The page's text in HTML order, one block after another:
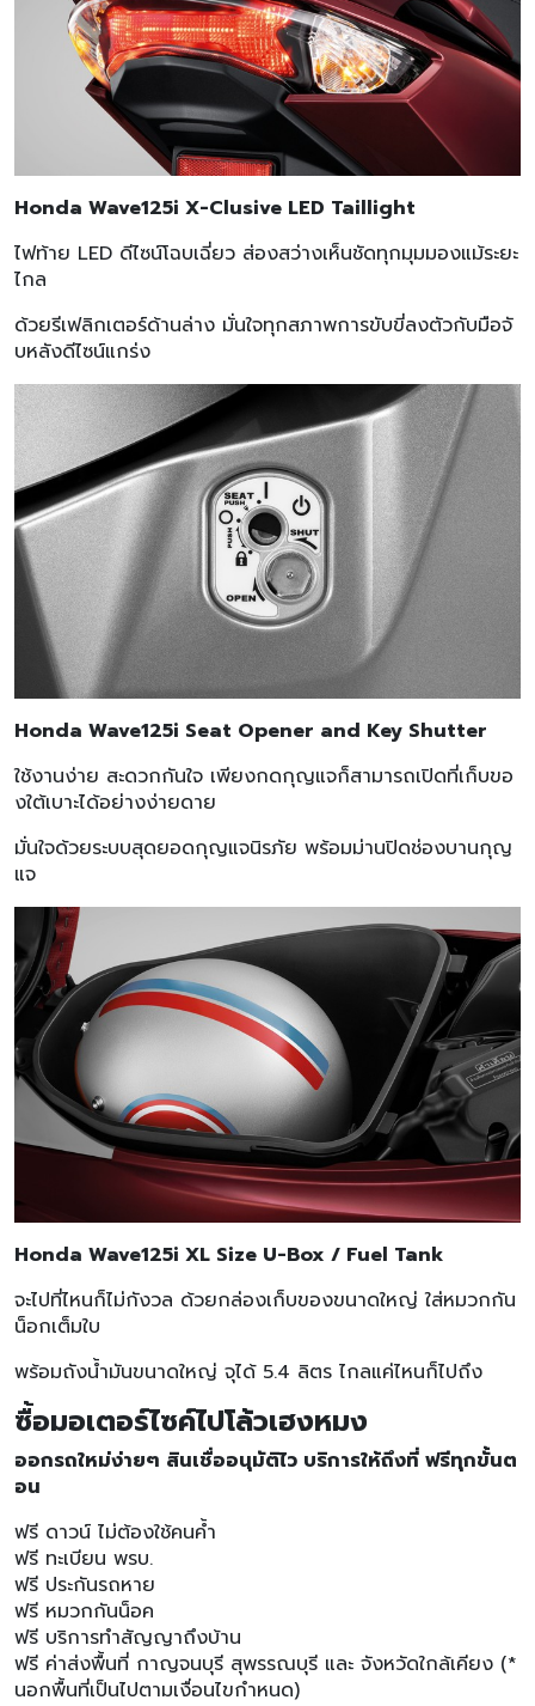
Honda Wave125i X-Clusive LED Taillight
ไฟท้าย LED ดีไซน์โฉบเฉี่ยว ส่องสว่างเห็นชัดทุกมุมมองแม้ระยะ
ไกล
ด้วยรีเฟลิกเตอร์ด้านล่าง มั่นใจทุกสภาพการขับขี่ลงตัวกับมือจั
บหลังดีไซน์แกร่ง
Honda Wave125i Seat Opener and Key Shutter
ใช้งานง่าย สะดวกกันใจ เพียงกดกุญแจก็สามารถเปิดที่เก็บขอ
งใต้เบาะได้อย่างง่ายดาย
มั่นใจด้วยระบบสุดยอดกุญแจนิรภัย พร้อมม่านปิดช่องบานกุญ
แจ
Honda Wave125i XL Size U-Box / Fuel Tank
จะไปที่ไหนก็ไม่กังวล ด้วยกล่องเก็บของขนาดใหญ่ ใส่หมวกกัน
น็อกเต็มใบ
พร้อมถังน้ำมันขนาดใหญ่ จุได้ 5.4 ลิตร ไกลแค่ไหนก็ไปถึง
ซื้อมอเตอร์ไซค์ไปโล้วเฮงหมง
ออกรถใหม่ง่ายๆ สินเชื่ออนุมัติไว บริการให้ถึงที่ ฟรีทุกขั้นต
อน
ฟรี ดาวน์ ไม่ต้องใช้คนค้ำ
ฟรี ทะเบียน พรบ.
ฟรี ประกันรถหาย
ฟรี หมวกกันน็อค
ฟรี บริการทำสัญญาถึงบ้าน
ฟรี ค่าส่งพื้นที่ กาญจนบุรี สุพรรณบุรี และ จังหวัดใกล้เคียง (*
นอกพื้นที่เป็นไปตามเงื่อนไขกำหนด)